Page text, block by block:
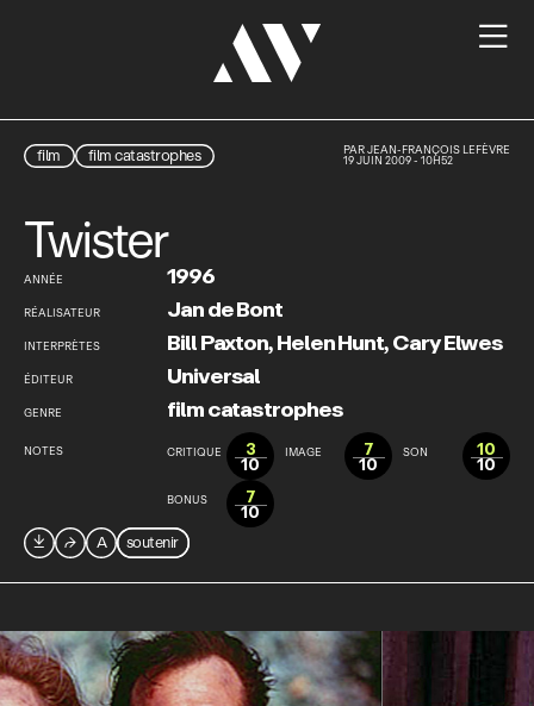

film film catastrophes PARJEAN-FRANÇOIS LEFÈVRE
19 JUIN 2009 - 10H52
Twister
ANNÉE 1996
RÉALISATEUR Jan de Bont
INTERPRÈTES Bill Paxton,Helen Hunt,Cary Elwes
ÉDITEUR Universal
GENRE film catastrophes
NOTES CRITIQUE 3
10
IMAGE 7
10
SON 10
10
BONUS 7
10

⮫ A soutenir